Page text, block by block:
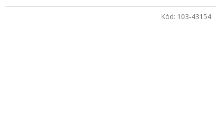
Kód: 103-43154